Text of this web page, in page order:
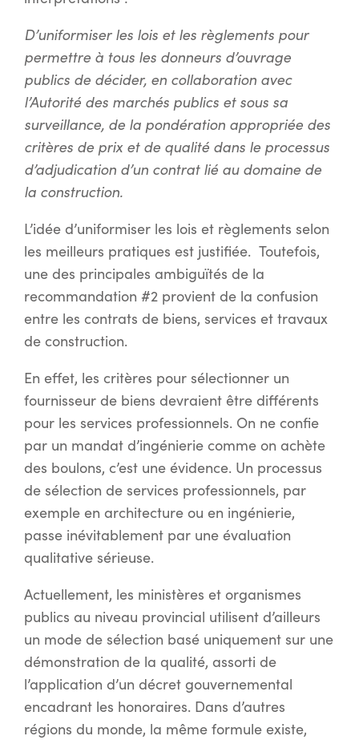
D’uniformiser les lois et les règlements pour
permettre à tous les donneurs d’ouvrage
publics de décider, en collaboration avec
l’Autorité des marchés publics et sous sa
surveillance, de la pondération appropriée des
critères de prix et de qualité dans le processus
d’adjudication d’un contrat lié au domaine de
la construction.
L’idée d’uniformiser les lois et règlements selon
les meilleurs pratiques est justifiée. Toutefois,
une des principales ambiguïtés de la
recommandation #2 provient de la confusion
entre les contrats de biens, services et travaux
de construction.
En effet, les critères pour sélectionner un
fournisseur de biens devraient être différents
pour les services professionnels. On ne confie
par un mandat d’ingénierie comme on achète
des boulons, c’est une évidence. Un processus
de sélection de services professionnels, par
exemple en architecture ou en ingénierie,
passe inévitablement par une évaluation
qualitative sérieuse.
Actuellement, les ministères et organismes
publics au niveau provincial utilisent d’ailleurs
un mode de sélection basé uniquement sur une
démonstration de la qualité, assorti de
l’application d’un décret gouvernemental
encadrant les honoraires. Dans d’autres
régions du monde, la même formule existe,